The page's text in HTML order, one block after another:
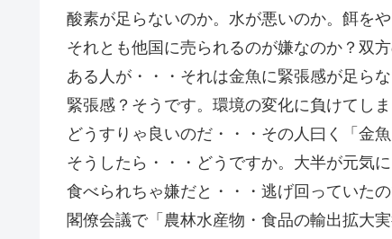
酸素が足らないのか。水が悪いのか。餌を
それとも他国に売られるのが嫌なのか？双
ある人が・・・それは金魚に緊張感が足らな
緊張感？そうです。環境の変化に負けてしま
どうすりゃ良いのだ・・・その人曰く「金
そうしたら・・・どうですか。大半が元気
食べられちゃ嫌だと・・・逃げ回っていたの
閣僚会議で「農林水産物・食品の輸出拡大